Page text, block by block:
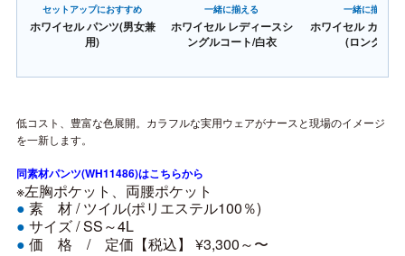
セットアップにおすすめ
ホワイセル パンツ(男女兼
用)
一緒に揃える
ホワイセル レディースシ
ングルコート/白衣
一緒に揃える
ホワイセル カーデ
(ロング丈)
低コスト、豊富な色展開。カラフルな実用ウェアがナースと現場のイメージ
を一新します。
同素材パンツ(WH11486)はこちらから
※左胸ポケット、両腰ポケット
● 素 材 /ツイル(ポリエステル100％)
● サイズ /SS～4L
● 価 格 / 定価【税込】 ¥3,300～〜